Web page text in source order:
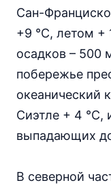
Сан-
+9 °С, летом +
осадков – 500
побережье
океанический
Сиэтле + 4 °С,
выпадающих
В северной